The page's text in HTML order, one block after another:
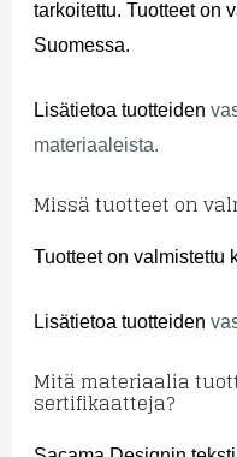
tarkoitettu. Tuotteet on
Suomessa.
Lisätietoa tuotteiden
materiaaleista.
Missä tuotteet on
Tuotteet on valmistettu
Lisätietoa tuotteiden
Mitä materiaalia
sertifikaatteja?